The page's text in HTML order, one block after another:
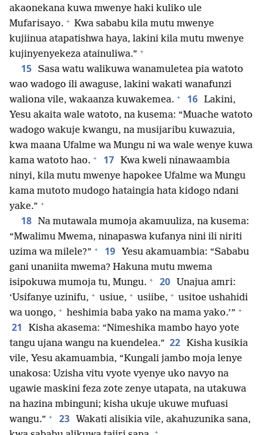
akaonekana kuwa mwenye haki kuliko ule
Mufarisayo. + Kwa sababu kila mutu mwenye
kujiinua atapatishwa haya, lakini kila mutu mwenye
kujinyenyekeza atainuliwa.” +
15 Sasa watu walikuwa wanamuletea pia watoto
wao wadogo ili awaguse, lakini wakati wanafunzi
waliona vile, wakaanza kuwakemea. + 16 Lakini,
Yesu akaita wale watoto, na kusema: “Muache watoto
wadogo wakuje kwangu, na musijaribu kuwazuia,
kwa maana Ufalme wa Mungu ni wa wale wenye kuwa
kama watoto hao. + 17 Kwa kweli ninawaambia
ninyi, kila mutu mwenye hapokee Ufalme wa Mungu
kama mutoto mudogo hataingia hata kidogo ndani
yake.” +
18 Na mutawala mumoja akamuuliza, na kusema:
“Mwalimu Mwema, ninapaswa kufanya nini ili niriti
uzima wa milele?” + 19
Yesu akamuambia: “Sababu
gani unaniita mwema? Hakuna mutu mwema
isipokuwa mumoja tu, Mungu. + 20
Unajua amri:
‘Usifanye uzinifu, + usiue, + usiibe, + usitoe ushahidi
wa uongo, + heshimia baba yako na mama yako.’” +
21
Kisha akasema: “Nimeshika mambo hayo yote
tangu ujana wangu na kuendelea.” 22 Kisha kusikia
vile, Yesu akamuambia, “Kungali jambo moja lenye
unakosa: Uzisha vitu vyote vyenye uko navyo na
ugawie maskini feza zote zenye utapata, na utakuwa
na hazina mbinguni; kisha ukuje ukuwe mufuasi
wangu.” + 23 Wakati alisikia vile, akahuzunika sana,
+